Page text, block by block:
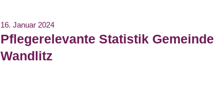
16. Januar 2024
Pflegerelevante Statistik Gemeinde
Wandlitz